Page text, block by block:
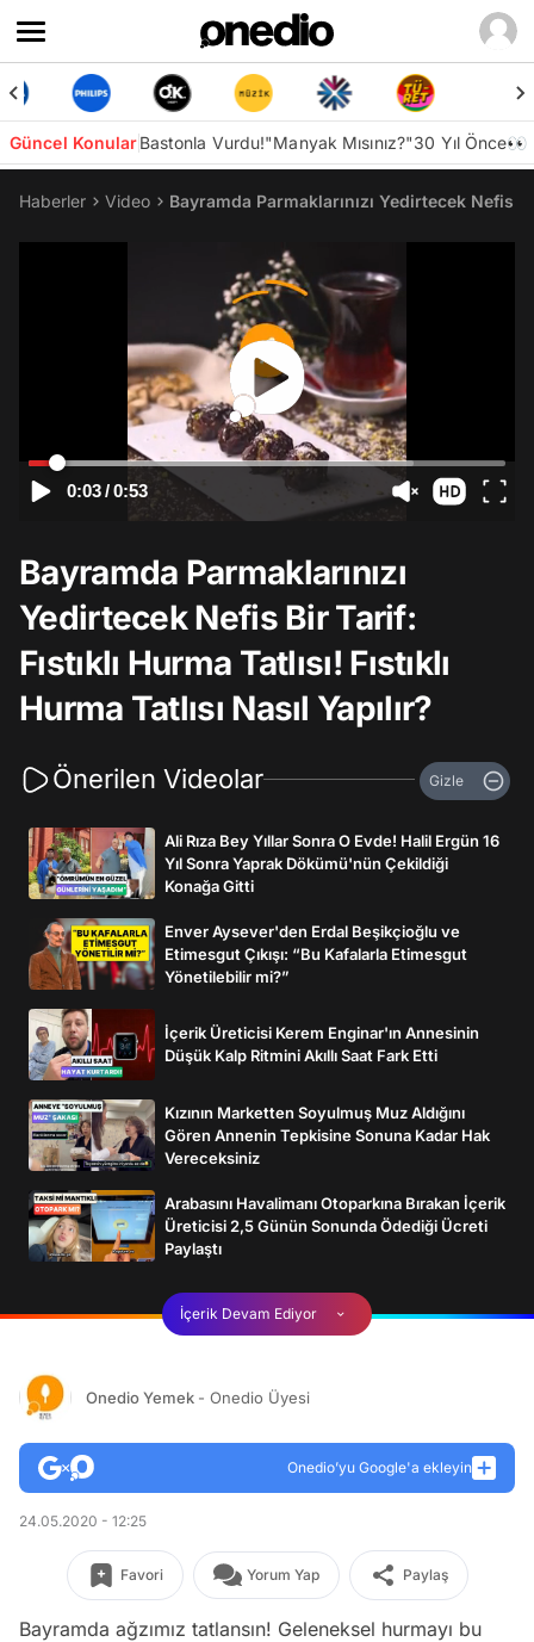
Güncel KonularBastonla Vurdu!"Manyak Mısınız?"30 Yıl Önce👀
Haberler Video Bayramda Parmaklarınızı Yedirtecek Nefis
0:03/0:53
Bayramda Parmaklarınızı
Yedirtecek Nefis Bir Tarif:
Fıstıklı Hurma Tatlısı! Fıstıklı
Hurma Tatlısı Nasıl Yapılır?
Önerilen Videolar Gizle
Ali Rıza Bey Yıllar Sonra O Evde! Halil Ergün 16
Yıl Sonra Yaprak Dökümü'nün Çekildiği
Konağa Gitti
Enver Aysever'den Erdal Beşikçioğlu ve
Etimesgut Çıkışı: “Bu Kafalarla Etimesgut
Yönetilebilir mi?”
İçerik Üreticisi Kerem Enginar'ın Annesinin
Düşük Kalp Ritmini Akıllı Saat Fark Etti
Kızının Marketten Soyulmuş Muz Aldığını
Gören Annenin Tepkisine Sonuna Kadar Hak
Vereceksiniz
Arabasını Havalimanı Otoparkına Bırakan İçerik
Üreticisi 2,5 Günün Sonunda Ödediği Ücreti
Paylaştı
İçerik Devam Ediyor
Onedio Yemek - Onedio Üyesi
Onedio’yu Google'a ekleyin
24.05.2020 - 12:25
Favori Yorum Yap Paylaş
Bayramda ağzımız tatlansın! Geleneksel hurmayı bu